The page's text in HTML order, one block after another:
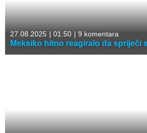
27.08.2025 | 01:50 | 9 komentara
Meksiko hitno reagiralo da spriječi